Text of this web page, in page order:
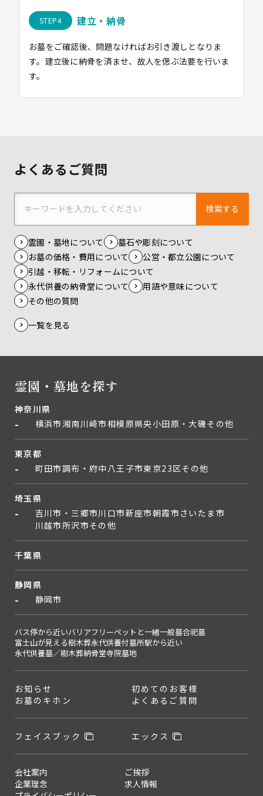
建立・納骨
お墓をご確認後、問題なければお引き渡しとなりま
す。建立後に納骨を済ませ、故人を偲ぶ法要を行いま
す。
よくあるご質問
検索する
霊園・墓地について
墓石や彫刻について
お墓の価格・費用について
公営・都立公園について
引越・移転・リフォームについて
永代供養の納骨堂について
用語や意味について
その他の質問
一覧を見る
霊園・墓地を探す
神奈川県
横浜市 湘南川崎市相模原県央小田原・大磯その他
東京都
町田市調布・府中 八王子市東京23区その他
埼玉県
吉川市・三郷市川口市新座市朝霞市 さいたま市
川越市 所沢市その他
千葉県
静岡県
静岡市
バス停から近いバリアフリーペットと一緒一般墓合祀墓
富士山が見える樹木葬永代供養付墓所駅から近い
永代供養墓／樹木葬納骨堂寺院墓地
お知らせ
初めてのお客様
お墓のキホン
よくあるご質問
フェイスブック エックス
会社案内
ご挨拶
企業理念
求人情報